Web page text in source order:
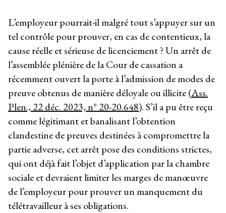
L’employeur pourrait-il malgré tout s’appuyer sur un
tel contrôle pour prouver, en cas de contentieux, la
cause réelle et sérieuse de licenciement ? Un arrêt de
l’assemblée plénière de la Cour de cassation a
récemment ouvert la porte à l’admission de modes de
preuve obtenus de manière déloyale ou illicite (Ass.
Plen., 22 déc. 2023, n° 20-20.648). S’il a pu être reçu
comme légitimant et banalisant l’obtention
clandestine de preuves destinées à compromettre la
partie adverse, cet arrêt pose des conditions strictes,
qui ont déjà fait l’objet d’application par la chambre
sociale et devraient limiter les marges de manœuvre
de l’employeur pour prouver un manquement du
télétravailleur à ses obligations.